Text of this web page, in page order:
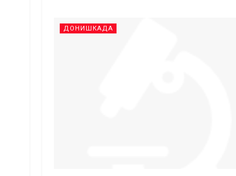
ДОНИШКАДА